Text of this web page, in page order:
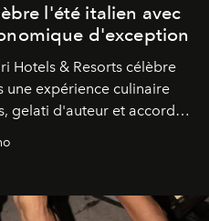
l'été italien avec
d'exception
Hotels & Resorts célèbre
une expérience culinaire
gelati d'auteur et accords
voyage sensoriel.